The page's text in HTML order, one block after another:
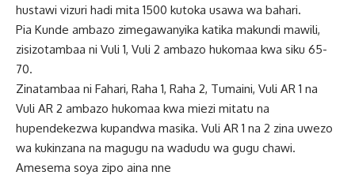
hustawi vizuri hadi mita 1500 kutoka usawa wa bahari.
Pia Kunde ambazo zimegawanyika katika makundi mawili,
zisizotambaa ni Vuli 1, Vuli 2 ambazo hukomaa kwa siku 65-
70.
Zinatambaa ni Fahari, Raha 1, Raha 2, Tumaini, Vuli AR 1 na
Vuli AR 2 ambazo hukomaa kwa miezi mitatu na
hupendekezwa kupandwa masika. Vuli AR 1 na 2 zina uwezo
wa kukinzana na magugu na wadudu wa gugu chawi.
Amesema soya zipo aina nne